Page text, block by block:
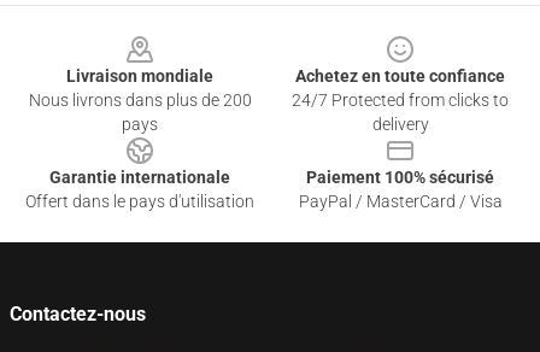
Livraison mondiale
Nous livrons dans plus de 200
pays
Achetez en toute confiance
24/7 Protected from clicks to
delivery
Garantie internationale
Offert dans le pays d'utilisation
Paiement 100% sécurisé
PayPal / MasterCard / Visa
Contactez-nous